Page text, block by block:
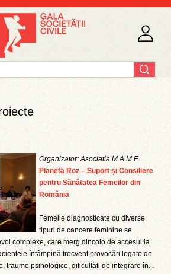
Organizator: Asociatia M.A.M.E.
Planeta Roz – Suport și Consiliere
pentru Sănătatea Femeilor din
România
Femeile diagnosticate cu diverse
tipuri de cancere feminine se
complexe, care merg dincolo de accesul la
întâmpină frecvent provocări legate de
traume psihologice, dificultăți de integrare în...